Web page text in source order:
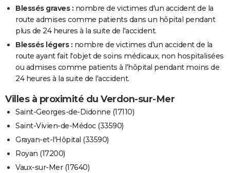
Blessés graves : nombre de victimes d'un accident de la
route admises comme patients dans un hôpital pendant
plus de 24 heures à la suite de l'accident.
Blessés légers : nombre de victimes d'un accident de la
route ayant fait l'objet de soins médicaux, non hospitalisées
ou admises comme patients à l'hôpital pendant moins de
24 heures à la suite de l'accident.
Villes à proximité du Verdon-sur-Mer
Saint-Georges-de-Didonne (17110)
Saint-Vivien-de-Médoc (33590)
Grayan-et-l'Hôpital (33590)
Royan (17200)
Vaux-sur-Mer (17640)